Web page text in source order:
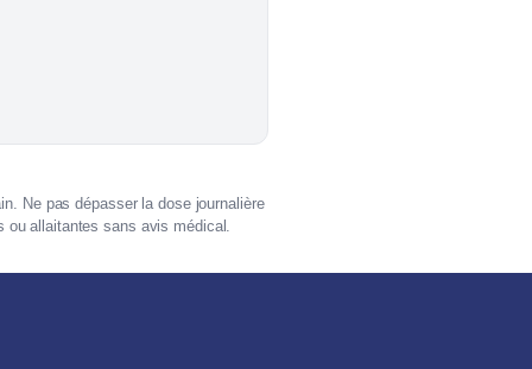
Ne pas dépasser la dose journalière
ou allaitantes sans avis médical.